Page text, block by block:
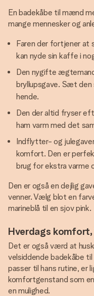
En badekåbe til mænd
mange mennesker og
Faren der fortjener at
kan nyde sin kaffe i
Den nygifte
bryllupsgave. Sæt den
hende.
Den der altid fryser
ham varm med det
Indflytter- og
komfort. Den er
brug for ekstra varme
Den er også en dejlig
venner. Vælg blot en
marineblå til en sjov pink.
Hverdags komfort,
Det er også værd at
velsiddende badekåbe
passer til hans rutine, er
komfortgenstand som
en mulighed.